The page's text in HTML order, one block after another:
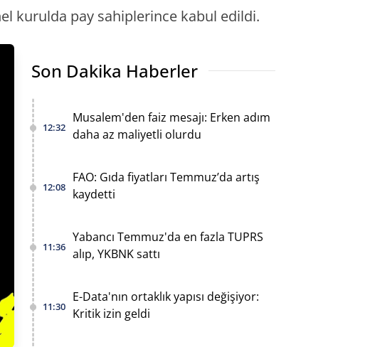
kurulda pay sahiplerince kabul edildi.
Son Dakika Haberler
12:32
Musalem'den faiz mesajı: Erken adım
daha az maliyetli olurdu
12:08
FAO: Gıda fiyatları Temmuz’da artış
kaydetti
11:36
Yabancı Temmuz'da en fazla TUPRS
alıp, YKBNK sattı
11:30
E-Data'nın ortaklık yapısı değişiyor:
Kritik izin geldi